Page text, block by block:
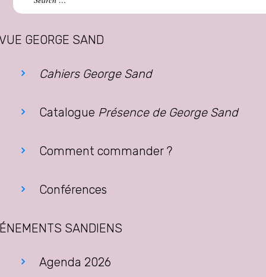
for:
GEORGE SAND
Cahiers George Sand
Catalogue Présence de George Sand
Comment commander ?
Conférences
SANDIENS
Agenda 2026